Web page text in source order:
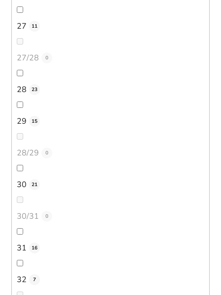
27 11
27/28 0
28 23
29 15
28/29 0
30 21
30/31 0
31 16
32 7